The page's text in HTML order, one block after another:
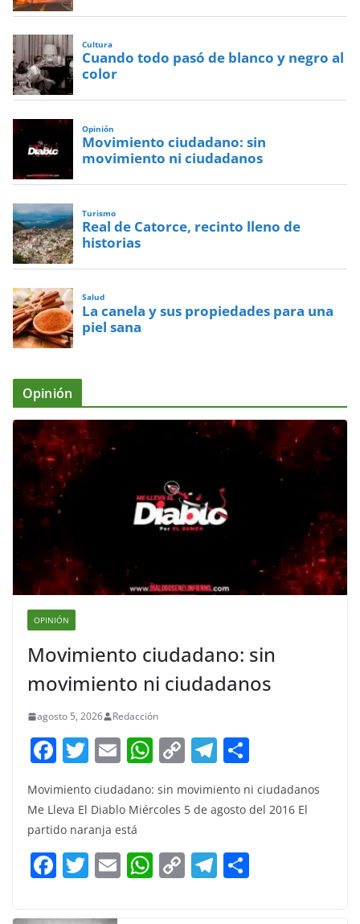
Cultura
Cuando todo pasó de blanco y negro al
color
Opinión
Movimiento ciudadano: sin
movimiento ni ciudadanos
Turismo
Real de Catorce, recinto lleno de
historias
Salud
La canela y sus propiedades para una
piel sana
Opinión
OPINIÓN
Movimiento ciudadano: sin
movimiento ni ciudadanos
agosto 5, 2026 Redacción
F
a
c
e
b
o
T
w
itt
er
E
m
ai
l
W
h
at
A
p
C
p
Li
n
T
e
gr
a
m
h
ar
Movimiento ciudadano: sin movimiento ni ciudadanos
Me Lleva El Diablo Miércoles 5 de agosto del 2016 El
partido naranja está
F
c
T
itt
E W C T